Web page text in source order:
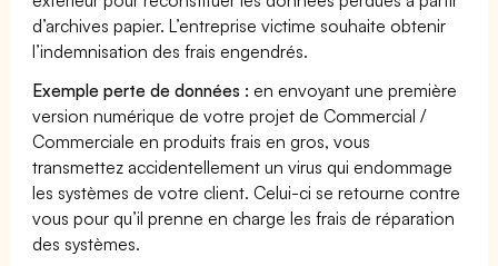
d’archives papier. L’entreprise victime souhaite obtenir
l’indemnisation des frais engendrés.
Exemple perte de données : en envoyant une première
version numérique de votre projet de Commercial /
Commerciale en produits frais en gros, vous
transmettez accidentellement un virus qui endommage
les systèmes de votre client. Celui-ci se retourne contre
vous pour qu’il prenne en charge les frais de réparation
des systèmes.